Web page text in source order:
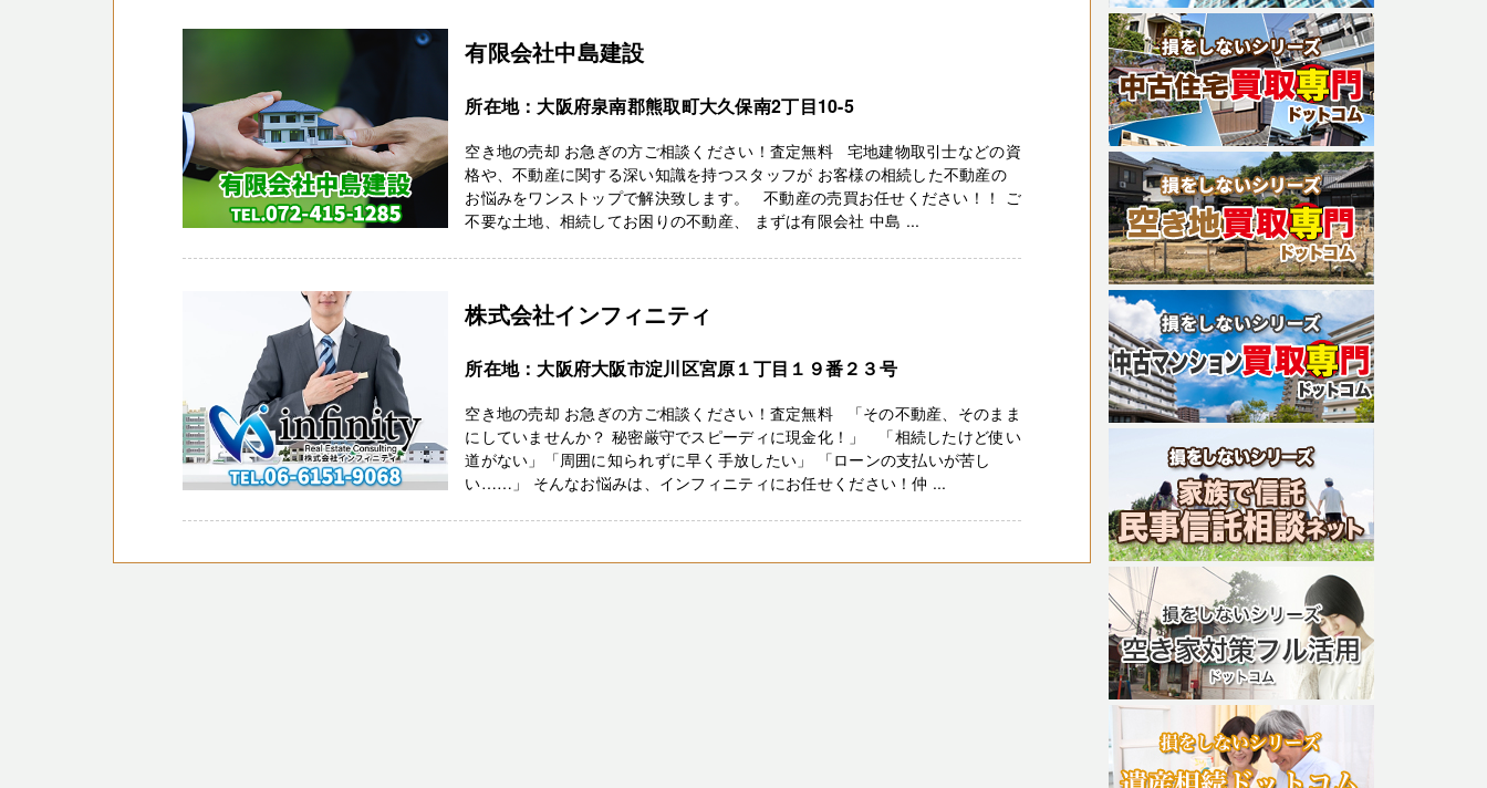
有限会社中島建設
所在地：大阪府泉南郡熊取町大久保南2丁目10-5
空き地の売却 お急ぎの方ご相談ください！査定無料 宅地建物取引士などの資
格や、不動産に関する深い知識を持つスタッフが お客様の相続した不動産の
お悩みをワンストップで解決致します。 不動産の売買お任せください！！ ご
不要な土地、相続してお困りの不動産、 まずは有限会社 中島 ...
株式会社インフィニティ
所在地：大阪府大阪市淀川区宮原１丁目１９番２３号
空き地の売却 お急ぎの方ご相談ください！査定無料 「その不動産、そのまま
にしていませんか？ 秘密厳守でスピーディに現金化！」 「相続したけど使い
道がない」「周囲に知られずに早く手放したい」 「ローンの支払いが苦し
い……」 そんなお悩みは、インフィニティにお任せください！仲 ...